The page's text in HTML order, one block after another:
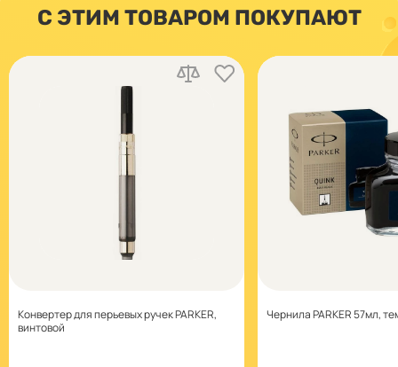
С ЭТИМ ТОВАРОМ ПОКУПАЮТ
Конвертер для перьевых ручек PARKER,
винтовой
Чернила PARKER 57мл,